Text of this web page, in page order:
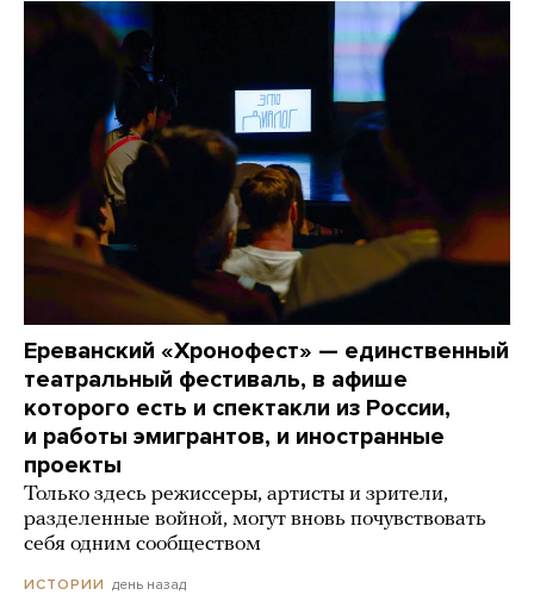
Ереванский «Хронофест» — единственный
театральный фестиваль, в афише
которого есть и спектакли из России,
и работы эмигрантов, и иностранные
проекты
Только здесь режиссеры, артисты и зрители,
разделенные войной, могут вновь почувствовать
себя одним сообществом
ИСТОРИИ день назад